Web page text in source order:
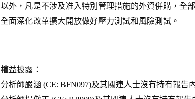
以外，凡是不涉及准入特別管理措施的外資併購，全
全面深化改革擴大開放做好壓力測試和風險測試。
權益披露：
分析師嚴涵 (CE: BFN097)及其關連人士沒有持有報告